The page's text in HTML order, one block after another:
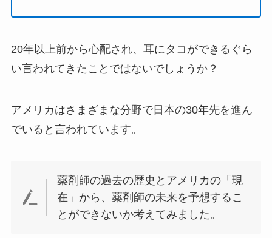
20年以上前から心配され、耳にタコができるぐら
い言われてきたことではないでしょうか？
アメリカはさまざまな分野で日本の30年先を進ん
でいると言われています。
薬剤師の過去の歴史とアメリカの「現
在」から、薬剤師の未来を予想するこ
とができないか考えてみました。